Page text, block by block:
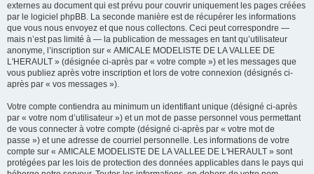
externes au document qui est prévu pour couvrir uniquement les pages créées
par le logiciel phpBB. La seconde manière est de récupérer les informations
que vous nous envoyez et que nous collectons. Ceci peut correspondre —
mais n’est pas limité à — la publication de messages en tant qu’utilisateur
anonyme, l’inscription sur « AMICALE MODELISTE DE LA VALLEE DE
L'HERAULT » (désignée ci-après par « votre compte ») et les messages que
vous publiez après votre inscription et lors de votre connexion (désignés ci-
après par « vos messages »).
Votre compte contiendra au minimum un identifiant unique (désigné ci-après
par « votre nom d’utilisateur ») et un mot de passe personnel vous permettant
de vous connecter à votre compte (désigné ci-après par « votre mot de
passe ») et une adresse de courriel personnelle. Les informations de votre
compte sur « AMICALE MODELISTE DE LA VALLEE DE L'HERAULT » sont
protégées par les lois de protection des données applicables dans le pays qui